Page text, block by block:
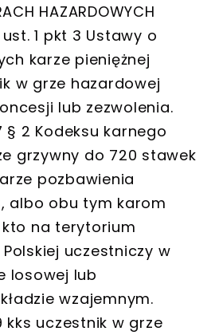
HAZARDOWYCH
1 pkt 3 Ustawy o
karze pieniężnej
w grze hazardowej
lub zezwolenia.
§ 2 Kodeksu karnego
grzywny do 720 stawek
pozbawienia
albo obu tym karom
na terytorium
uczestniczy w
losowej lub
wzajemnym.
kks uczestnik w grze